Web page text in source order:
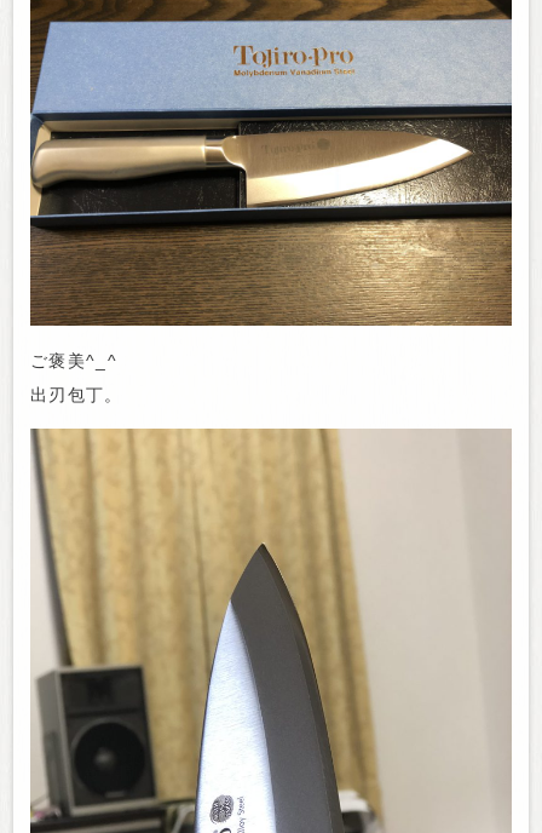
ご褒美^_^
出刃包丁。